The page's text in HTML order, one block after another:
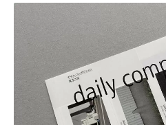
092 292 4875
業務内容
・グラフィックデザイン
・エディトリアルデザイン
・ウェブデザイン／構築